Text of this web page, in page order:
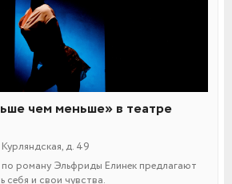
чем меньше» в театре
д. 49
по роману Эльфриды Елинек предлагают
себя и свои чувства.